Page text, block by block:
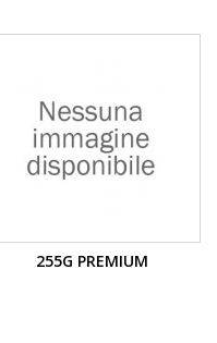
255G PREMIUM